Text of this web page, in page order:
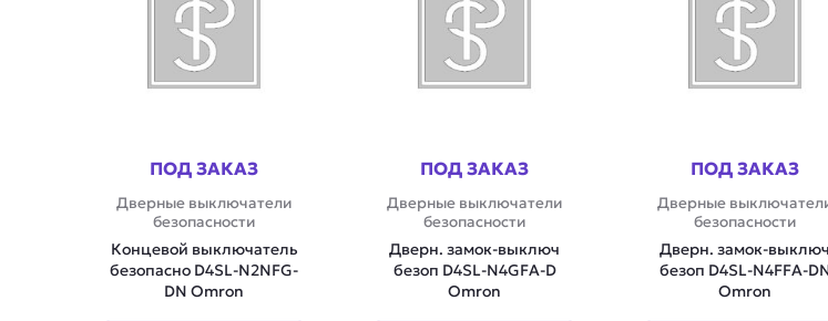
ПОД ЗАКАЗ
Дверные выключатели
безопасности
Концевой выключатель
безопасно D4SL-N2NFG-
DN Omron
ПОД ЗАКАЗ
Дверные выключатели
безопасности
Дверн. замок-выключ
безоп D4SL-N4GFA-D
Omron
ПОД ЗАКАЗ
Дверные
безопасности
Дверн. замок-выключ
безоп D4SL-N4FFA-
Omron